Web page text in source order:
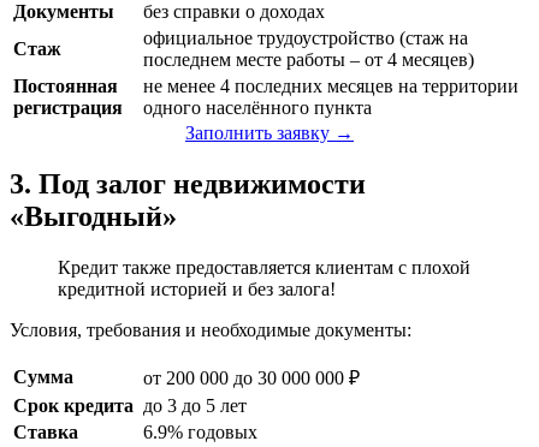
Документы
без справки о доходах
Стаж
официальное трудоустройство (стаж на
последнем месте работы – от 4 месяцев)
Постоянная
регистрация
не менее 4 последних месяцев на территории
одного населённого пункта
Заполнить заявку →
3. Под залог недвижимости
«Выгодный»
Кредит также предоставляется клиентам с плохой
кредитной историей и без залога!
Условия, требования и необходимые документы:
Сумма
от 200 000 до 30 000 000 ₽
Срок кредита до 3 до 5 лет
Ставка
6.9% годовых